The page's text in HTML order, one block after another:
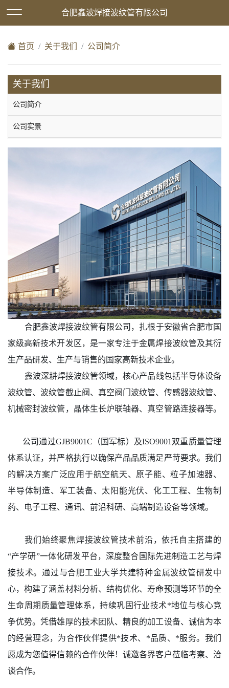
欢迎访问合肥鑫波焊接波纹管有限公司网站！
合肥鑫波焊接波纹管有限公司
首页 关于我们 公司简介
关于我们
公司简介
公司实景
技术团队
合肥鑫波焊接波纹管有限公司，扎根于安徽省合肥市国
家级高新技术开发区，是一家专注于金属焊接波纹管及其衍
生产品研发、生产与销售的国家高新技术企业。
鑫波深耕焊接波纹管领域，核心产品线包括半导体设备
波纹管、波纹管截止阀、真空阀门波纹管、传感器波纹管、
机械密封波纹管，晶体生长炉联轴器、真空管路连接器等。
公司通过GJB9001C（国军标）及ISO9001双重质量管理
体系认证，并严格执行以确保产品品质满足严苛要求。我们
的解决方案广泛应用于航空航天、原子能、粒子加速器、
半导体制造、军工装备、太阳能光伏、化工工程、生物制
药、电子工程、通讯、前沿科研、高端制造设备等领域。
我们始终聚焦焊接波纹管技术前沿，依托自主搭建的
“产学研”一体化研发平台，深度整合国际先进制造工艺与焊
接技术。通过与合肥工业大学共建特种金属波纹管研发中
心，构建了涵盖材料分析、结构优化、寿命预测等环节的全
生命周期质量管理体系，持续巩固行业技术*地位与核心竞
争优势。凭借雄厚的技术团队、精良的加工设备、诚信为本
的经营理念，为合作伙伴提供*技术、*品质、*服务。我们
愿成为您值得信赖的合作伙伴！诚邀各界客户莅临考察、洽
谈合作。